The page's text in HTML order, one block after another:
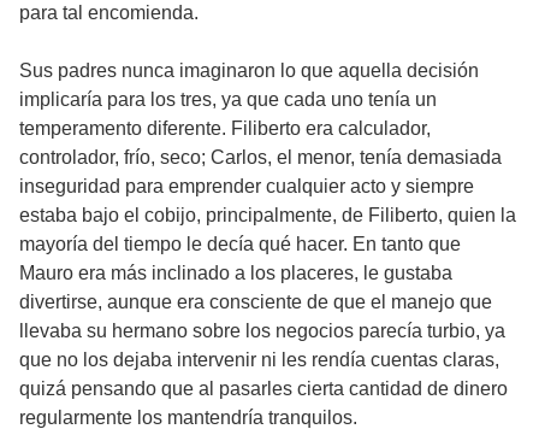
para tal encomienda.
Sus padres nunca imaginaron lo que aquella decisión
implicaría para los tres, ya que cada uno tenía un
temperamento diferente. Filiberto era calculador,
controlador, frío, seco; Carlos, el menor, tenía demasiada
inseguridad para emprender cualquier acto y siempre
estaba bajo el cobijo, principalmente, de Filiberto, quien la
mayoría del tiempo le decía qué hacer. En tanto que
Mauro era más inclinado a los placeres, le gustaba
divertirse, aunque era consciente de que el manejo que
llevaba su hermano sobre los negocios parecía turbio, ya
que no los dejaba intervenir ni les rendía cuentas claras,
quizá pensando que al pasarles cierta cantidad de dinero
regularmente los mantendría tranquilos.